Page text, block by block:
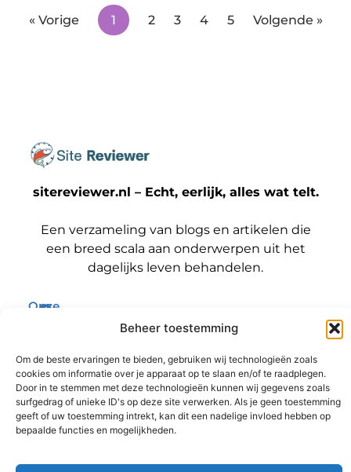
Beheer toestemming
Om de beste ervaringen te bieden, gebruiken wij technologieën zoals
cookies om informatie over je apparaat op te slaan en/of te raadplegen.
Door in te stemmen met deze technologieën kunnen wij gegevens zoals
surfgedrag of unieke ID's op deze site verwerken. Als je geen toestemming
geeft of uw toestemming intrekt, kan dit een nadelige invloed hebben op
bepaalde functies en mogelijkheden.
« Vorige 1 2 3 4 5 Volgende »
sitereviewer.nl – Echt, eerlijk, alles wat telt.
Een verzameling van blogs en artikelen die
een breed scala aan onderwerpen uit het
dagelijks leven behandelen.
Onze
Bericht categorie
@2025 www.sitereviewer.nl. All Right Reserved.